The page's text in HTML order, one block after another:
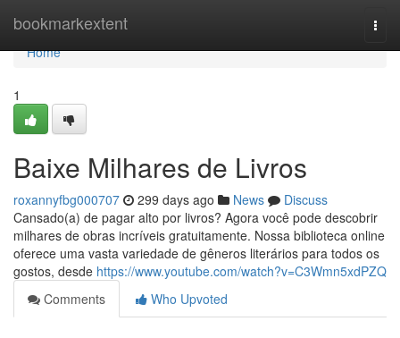
bookmarkextent
Home
Home
1
Baixe Milhares de Livros
roxannyfbg000707 299 days ago News
Discuss
Cansado(a) de pagar alto por livros? Agora você pode descobrir
milhares de obras incríveis gratuitamente. Nossa biblioteca online
oferece uma vasta variedade de gêneros literários para todos os
gostos, desde https://www.youtube.com/watch?v=C3Wmn5xdPZQ
Comments
Who Upvoted